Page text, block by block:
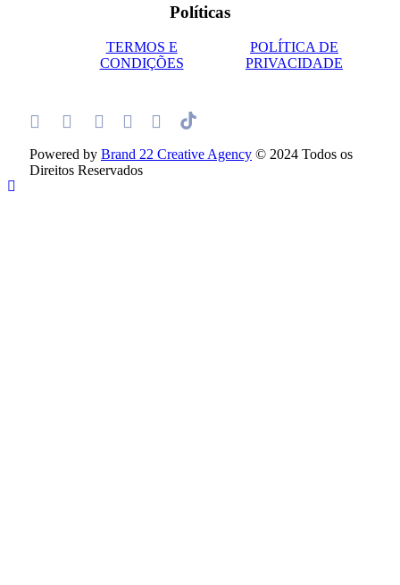
Políticas
TERMOS E
CONDIÇÕES
POLÍTICA DE
PRIVACIDADE
Powered by Brand 22 Creative Agency © 2024 Todos os
Direitos Reservados